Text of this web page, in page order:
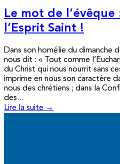
Le mot de l’évêque
l’Esprit Saint !
Dans son homélie du dimanche
nous dit : « Tout comme
du Christ qui nous nourrit sans
imprime en nous son caractère
nous des chrétiens ; dans la
des...
Lire la suite →